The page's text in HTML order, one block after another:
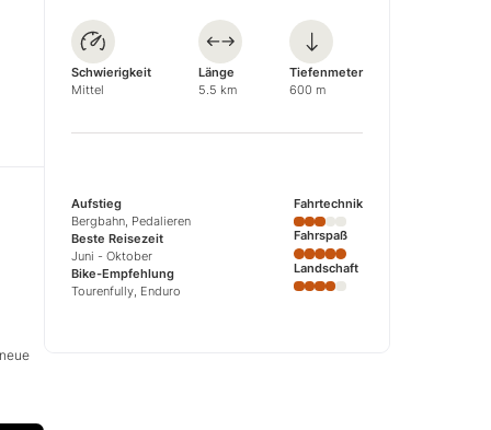
Schwierigkeit
Mittel
Länge
5.5 km
Tiefenmeter
600 m
Aufstieg
Bergbahn, Pedalieren
Beste Reisezeit
Juni - Oktober
Bike-Empfehlung
Tourenfully, Enduro
Fahrtechnik
Fahrspaß
Landschaft